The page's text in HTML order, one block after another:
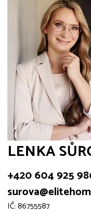
LENKA
+420 604 925
IČ: 86755587